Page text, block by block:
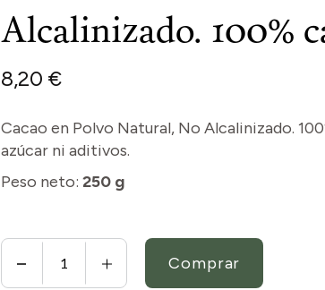
Alcalinizado. 100%
8,20 €
Cacao en Polvo Natural, No Alcalinizado.
azúcar ni aditivos.
Peso neto: 250 g
Cacao en Polvo Natural, No Alcalinizado. 100%
Comprar